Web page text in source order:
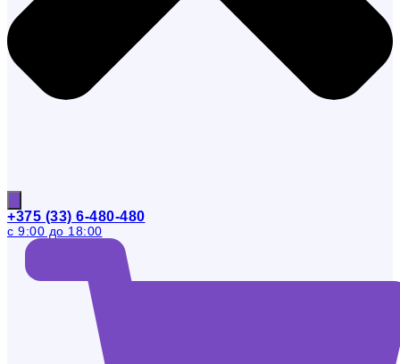
+375 (33) 6-480-480
с 9:00 до 18:00